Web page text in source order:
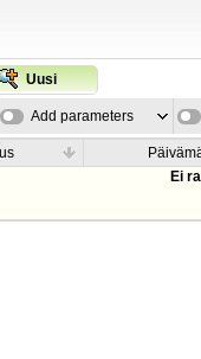
Uusi
Add parameters
Ei